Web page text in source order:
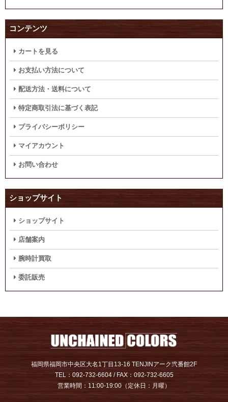
コンテンツ
カートを見る
お支払い方法について
配送方法・送料について
特定商取引法に基づく表記
プライバシーポリシー
マイアカウント
お問い合わせ
ショップサイト
ショップサイト
店舗案内
腕時計買取
委託販売
福岡県福岡市中央区大名1丁目13-16 TENJINアーク弐番館2F
TEL：092-732-6604 / FAX：092-732-6605
営業時間：11:00-19:00（定休日：月曜）